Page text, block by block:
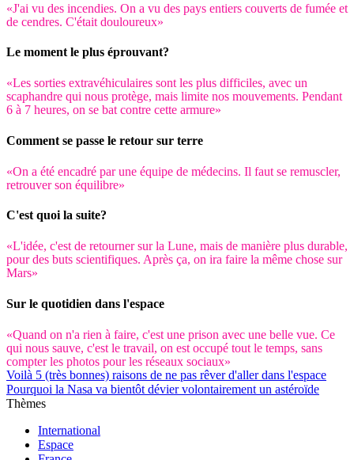
«J'ai vu des incendies. On a vu des pays entiers couverts de fumée et
de cendres. C'était douloureux»
Le moment le plus éprouvant?
«Les sorties extravéhiculaires sont les plus difficiles, avec un
scaphandre qui nous protège, mais limite nos mouvements. Pendant
6 à 7 heures, on se bat contre cette armure»
Comment se passe le retour sur terre
«On a été encadré par une équipe de médecins. Il faut se remuscler,
retrouver son équilibre»
C'est quoi la suite?
«L'idée, c'est de retourner sur la Lune, mais de manière plus durable,
pour des buts scientifiques. Après ça, on ira faire la même chose sur
Mars»
Sur le quotidien dans l'espace
«Quand on n'a rien à faire, c'est une prison avec une belle vue. Ce
qui nous sauve, c'est le travail, on est occupé tout le temps, sans
compter les photos pour les réseaux sociaux»
Voilà 5 (très bonnes) raisons de ne pas rêver d'aller dans l'espace
Pourquoi la Nasa va bientôt dévier volontairement un astéroïde
Thèmes
International
Espace